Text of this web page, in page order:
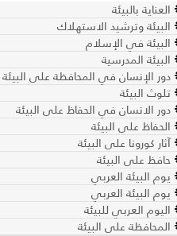
العناية بالبيئة
البيئة وترشيد الاستهلاك
البيئة في الإسلام
البيئة المدرسية
دور الإنسان في المحافظة على البيئة
تلوث البيئة
دور الانسان في الحفاظ على البيئة
الحفاظ على البيئة
آثار كورونا على البيئة
حافظ على البيئة
يوم البيئة العربي
يوم البيئة العربي
اليوم العربي للبيئة
المحافظة على البيئة